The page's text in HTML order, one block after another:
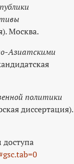
Москва.
Азиатскими
политики
диссертация).